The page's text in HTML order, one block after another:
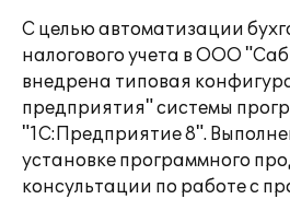
С целью автоматизации
налогового учета в ООО
внедрена типовая
предприятия" системы
"1С:Предприятие 8".
установке программного
консультации по работе с